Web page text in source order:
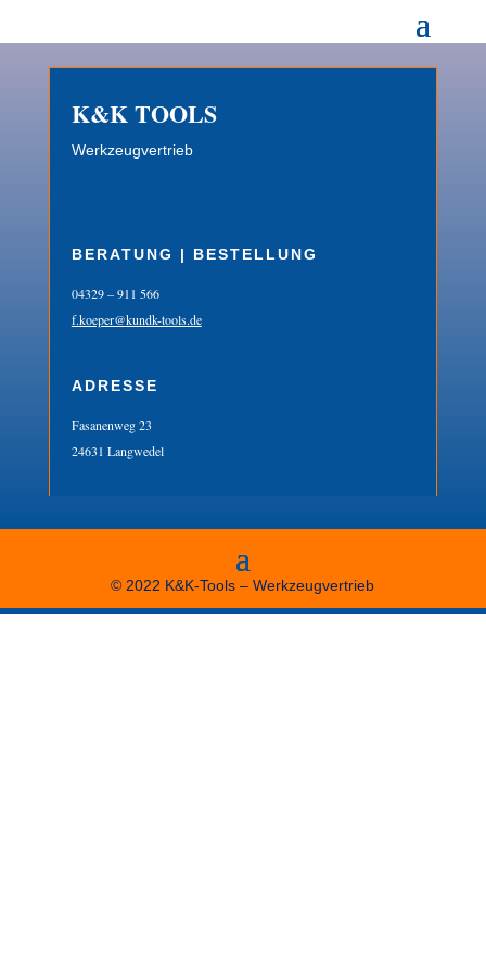
K&K TOOLS
Werkzeugvertrieb
BERATUNG | BESTELLUNG
04329 – 911 566
f.koeper@kundk-tools.de
ADRESSE
Fasanenweg 23
24631 Langwedel
© 2022 K&K-Tools – Werkzeugvertrieb